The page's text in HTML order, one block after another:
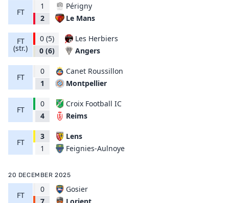
FT
1
2
Périgny
Le Mans
FT
(str.)
0 (5)
0 (6)
Les Herbiers
Angers
FT
0
1
Canet Roussillon
Montpellier
FT
0
4
Croix Football IC
Reims
FT
3
1
Lens
Feignies-Aulnoye
20 DECEMBER 2025
FT
0
Gosier